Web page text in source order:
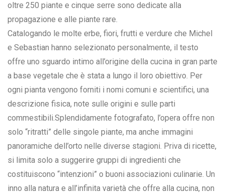
oltre 250 piante e cinque serre sono dedicate alla
propagazione e alle piante rare.
Catalogando le molte erbe, fiori, frutti e verdure che Michel
e Sebastian hanno selezionato personalmente, il testo
offre uno sguardo intimo all’origine della cucina in gran parte
a base vegetale che è stata a lungo il loro obiettivo. Per
ogni pianta vengono forniti i nomi comuni e scientifici, una
descrizione fisica, note sulle origini e sulle parti
commestibili.Splendidamente fotografato, l’opera offre non
solo “ritratti” delle singole piante, ma anche immagini
panoramiche dell’orto nelle diverse stagioni. Priva di ricette,
si limita solo a suggerire gruppi di ingredienti che
costituiscono “intenzioni” o buoni associazioni culinarie. Un
inno alla natura e all’infinita varietà che offre alla cucina, non